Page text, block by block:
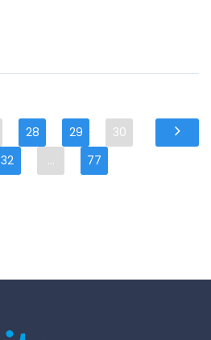
28 29
30
32 ... 77